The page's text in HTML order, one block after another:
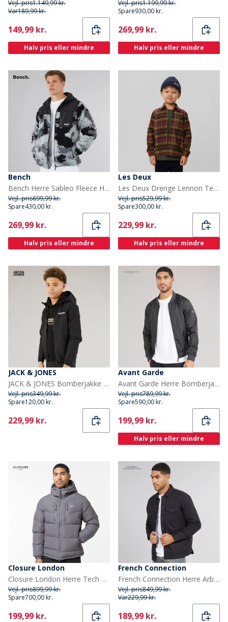
Vejl. pris1.149,99 kr.
Var189,99 kr.
Current
149,99 kr.
Halv pris eller mindre
Vejl. pris1.199,99 kr.
Spare930,00 kr.
Current
269,99 kr.
Halv pris eller mindre
Bench
Bench Herre Sableo Fleece Hættetrøje Sort Camo
Vejl. pris699,99 kr.
Spare430,00 kr.
Current
269,99 kr.
Halv pris eller mindre
Les Deux
Les Deux Drenge Lennon Tern Overshirt Fudge
Vejl. pris529,99 kr.
Spare300,00 kr.
Current
229,99 kr.
Halv pris eller mindre
JACK & JONES
JACK & JONES Bomberjakke til Drenge Sort
Vejl. pris349,99 kr.
Spare120,00 kr.
Current
229,99 kr.
Avant Garde
Avant Garde Herre Bomberjakke Sort
Vejl. pris789,99 kr.
Spare590,00 kr.
Current
199,99 kr.
Halv pris eller mindre
Closure London
Closure London Herre Tech Logo Puffer Jakke Koksgrå
Vejl. pris899,99 kr.
Spare700,00 kr.
Current
199,99 kr.
French Connection
French Connection Herre Arbejdsmand Borg Overshirt Marine
Vejl. pris849,99 kr.
Var229,99 kr.
Current
189,99 kr.